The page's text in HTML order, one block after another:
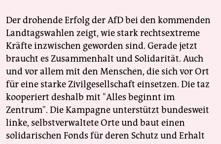
Der drohende Erfolg der AfD bei den kommenden
Landtagswahlen zeigt, wie stark rechtsextreme
Kräfte inzwischen geworden sind. Gerade jetzt
braucht es Zusammenhalt und Solidarität. Auch
und vor allem mit den Menschen, die sich vor Ort
für eine starke Zivilgesellschaft einsetzen. Die taz
kooperiert deshalb mit "Alles beginnt im
Zentrum". Die Kampagne unterstützt bundesweit
linke, selbstverwaltete Orte und baut einen
solidarischen Fonds für deren Schutz und Erhalt